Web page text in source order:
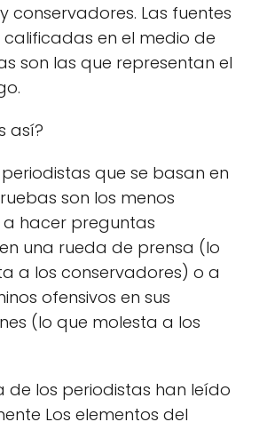
conservadores. Las fuentes
en el medio de
son las que representan el
así?
que se basan en
son los menos
hacer preguntas
una rueda de prensa (lo
a los conservadores) o a
ofensivos en sus
(lo que molesta a los
de los periodistas han leído
Los elementos del